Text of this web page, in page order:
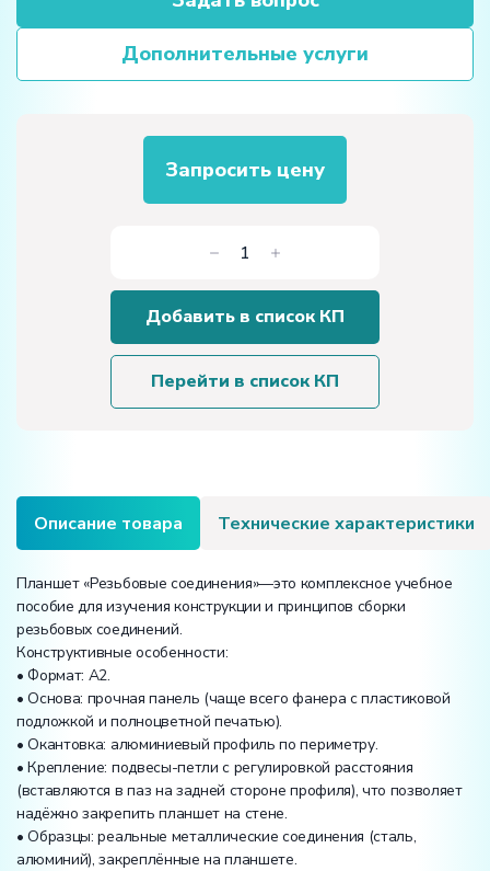
Дополнительные услуги
Запросить цену
Количество
товара
Планшет
«Резьбовые
соединения»
Добавить в список КП
Перейти в список КП
Описание товара Технические характеристики
Планшет «Резьбовые соединения»—это комплексное учебное
пособие для изучения конструкции и принципов сборки
резьбовых соединений.
Конструктивные особенности:
• Формат: А2.
• Основа: прочная панель (чаще всего фанера с пластиковой
подложкой и полноцветной печатью).
• Окантовка: алюминиевый профиль по периметру.
• Крепление: подвесы-петли с регулировкой расстояния
(вставляются в паз на задней стороне профиля), что позволяет
надёжно закрепить планшет на стене.
• Образцы: реальные металлические соединения (сталь,
алюминий), закреплённые на планшете.